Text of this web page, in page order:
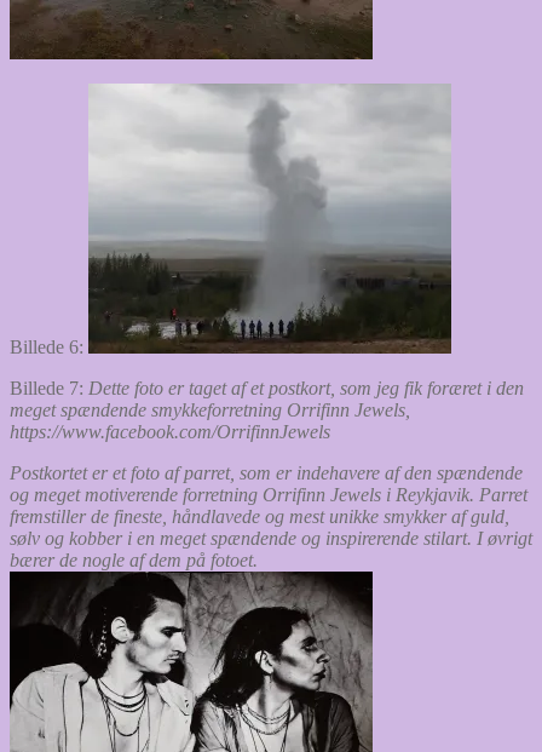
Billede 6:
Billede 7: Dette foto er taget af et postkort, som jeg fik foræret i den
meget spændende smykkeforretning Orrifinn Jewels,
https://www.facebook.com/OrrifinnJewels
Postkortet er et foto af parret, som er indehavere af den spændende
og meget motiverende forretning Orrifinn Jewels i Reykjavik. Parret
fremstiller de fineste, håndlavede og mest unikke smykker af guld,
sølv og kobber i en meget spændende og inspirerende stilart. I øvrigt
bærer de nogle af dem på fotoet.